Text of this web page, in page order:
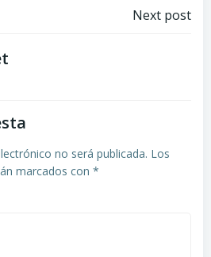
Navegación
entradas
Next post
no será publicada. Los
marcados con *